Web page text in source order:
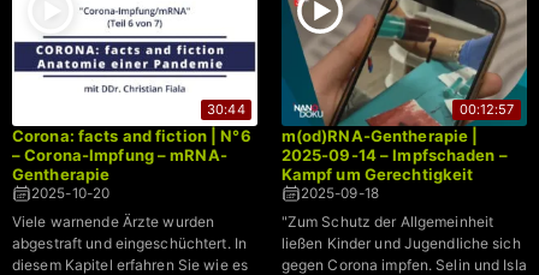
30:44
Corona: facts and fiction | N°6
– Corona-Impfung – mRNA-
Gentherapie
2025-10-20
Viele warnende Ärzte wurden
abgestraft und eingeschüchtert. In
diesem Kapitel erfahren Sie wie es
00:12:57
m(od)RNA-Gentherapie |
2025-09-14 – Impfschaden –
Kampf um Gerechtigkeit
2025-09-18
"Zum Schutz der Allgemeinheit
ließen Kinder und Jugendliche sich
gegen Corona impfen. Selin und Isla